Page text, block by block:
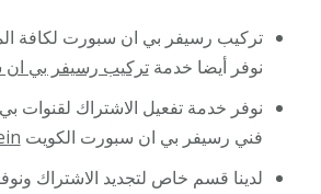
تركيب رسيفر بي ان سبورت لكافة
نوفر أيضا خدمةتركيب رسيفر بي
نوفر خدمة تفعيل الاشتراك
فني رسيفر بي ان سبورت الكويت
لدينا قسم خاص لتجديد الاشتراك